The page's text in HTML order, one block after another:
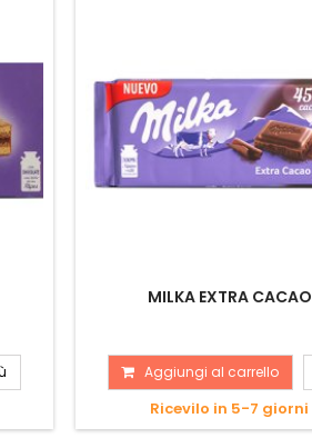
MILKA EXTRA CACAO
Aggiungi al carrello
Ricevilo in 5-7 giorni